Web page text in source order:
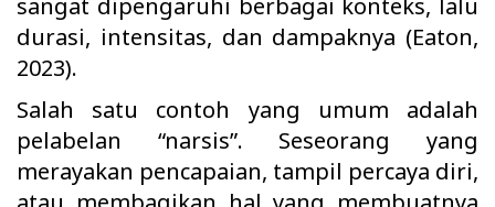
sangat dipengaruhi berbagai konteks, lalu
durasi, intensitas, dan dampaknya (Eaton,
2023).
Salah satu contoh yang umum adalah
pelabelan “narsis”. Seseorang yang
merayakan pencapaian, tampil percaya diri,